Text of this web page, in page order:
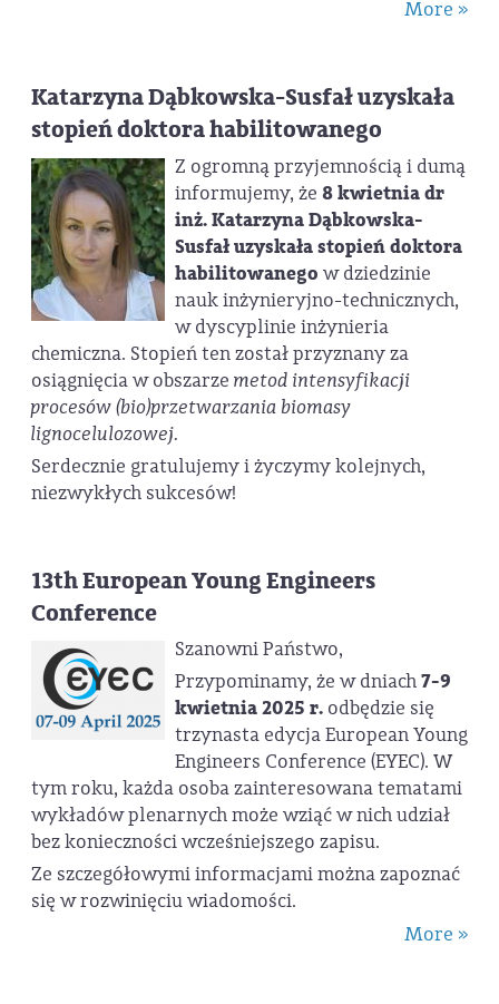
More »
Katarzyna Dąbkowska-Susfał uzyskała
stopień doktora habilitowanego
Z ogromną przyjemnością i dumą
informujemy, że 8 kwietnia dr
inż. Katarzyna Dąbkowska-
Susfał uzyskała stopień doktora
habilitowanego w dziedzinie
nauk inżynieryjno-technicznych,
w dyscyplinie inżynieria
chemiczna. Stopień ten został przyznany za
osiągnięcia w obszarze metod intensyfikacji
procesów (bio)przetwarzania biomasy
lignocelulozowej.
Serdecznie gratulujemy i życzymy kolejnych,
niezwykłych sukcesów!
13th European Young Engineers
Conference
Szanowni Państwo,
Przypominamy, że w dniach7-9
kwietnia 2025 r. odbędzie się
trzynasta edycja European Young
Engineers Conference (EYEC). W
tym roku, każda osoba zainteresowana tematami
wykładów plenarnych może wziąć w nich udział
bez konieczności wcześniejszego zapisu.
Ze szczegółowymi informacjami można zapoznać
się w rozwinięciu wiadomości.
More »